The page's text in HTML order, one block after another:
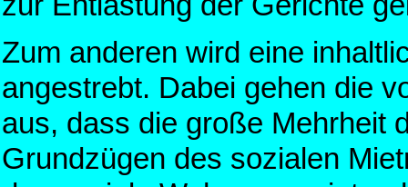
Zum anderen wird eine
angestrebt. Dabei gehen die
aus, dass die große Mehrheit
Grundzügen des sozialen